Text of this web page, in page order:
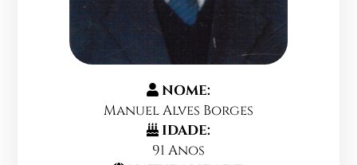
NOME:
Manuel Alves Borges
IDADE:
91 Anos